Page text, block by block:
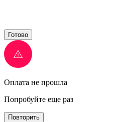
Готово
Оплата не прошла
Попробуйте еще раз
Повторить